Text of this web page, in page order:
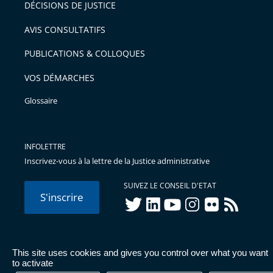
This site uses cookies and gives you control over what you want
to activate
avant
DÉCISIONS DE JUSTICE
AVIS CONSULTATIFS
PUBLICATIONS & COLLOQUES
VOS DÉMARCHES
Glossaire
INFOLETTRE
Inscrivez-vous à la lettre de la Justice administrative
S'inscrire
SUIVEZ LE CONSEIL D'ETAT
twitterlinkedInyoutubeinstagram
flickr rss
© Conseil d'État 2026 - Mentions légales
Données
personnelles-Publications administratives-Accessibilité :